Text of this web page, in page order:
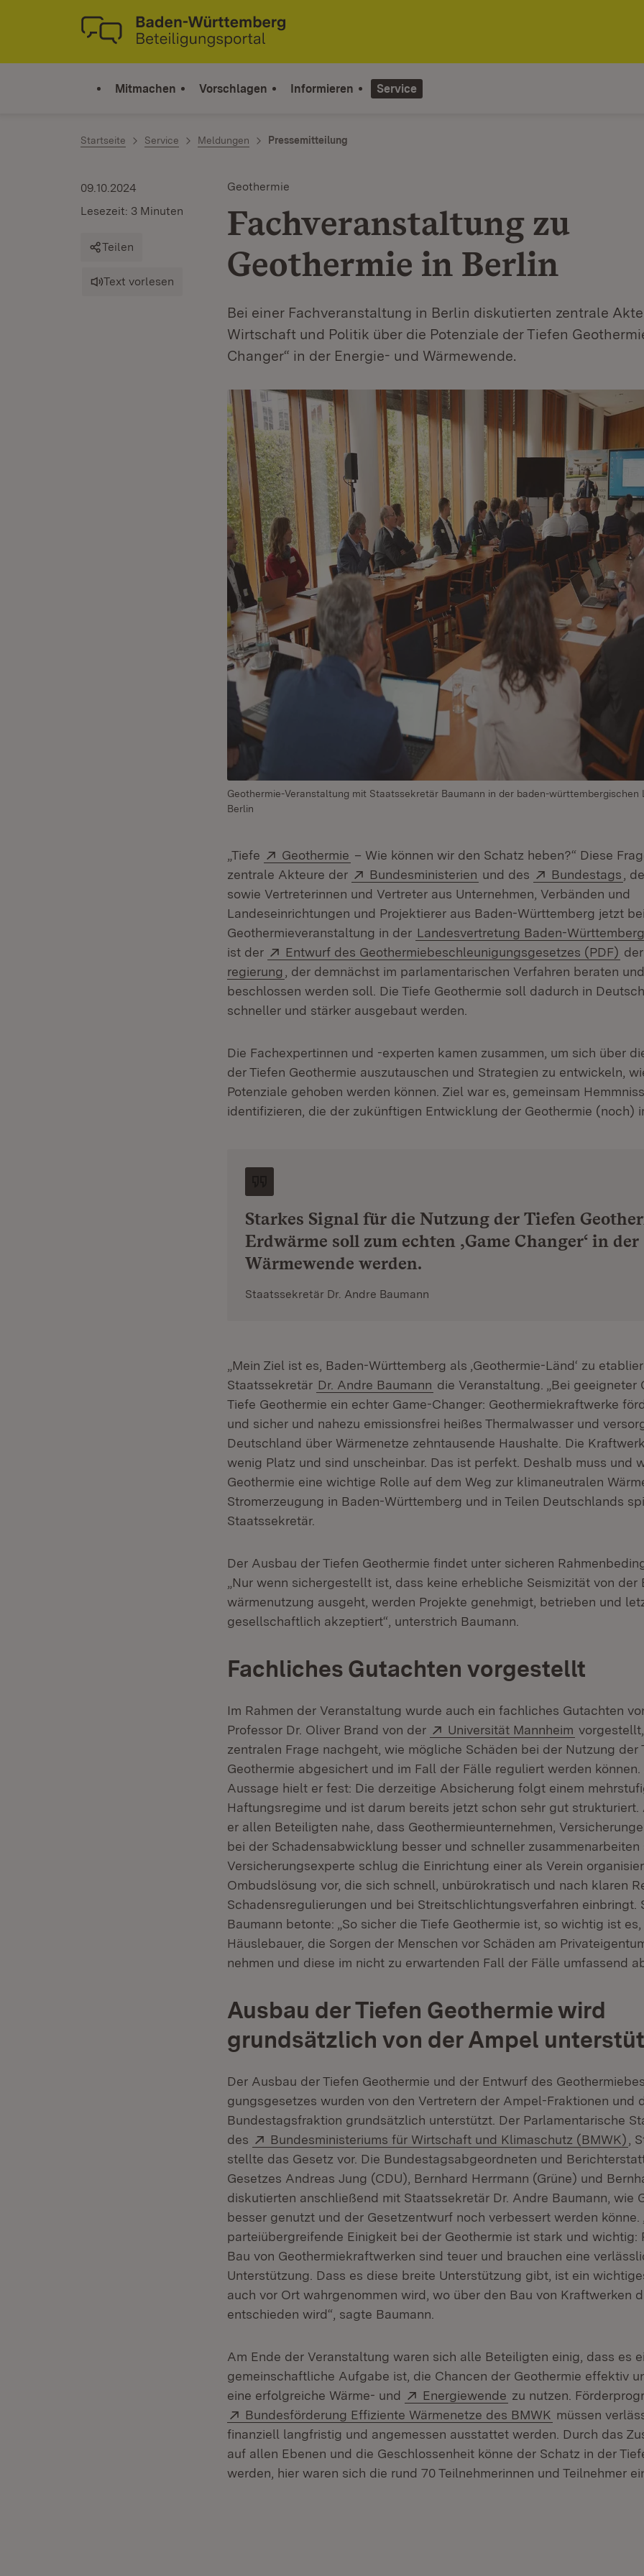
Zum Inhalt springen
Link zur Startseite
Mitmachen Vorschlagen Informieren Service
Startseite Service Meldungen Pressemitteilung
Geothermie
Fachveranstaltung zu
Geothermie in Berlin
Bei einer Fachveranstaltung in Berlin diskutierten zentrale
Wirtschaft und Politik über die Potenziale der Tiefen
Changer“ in der Energie- und Wärmewende.
09.10.2024
Lesezeit: 3 Minuten
Teilen
Text vorlesen
Geothermie-Veranstaltung mit Staatssekretär Baumann in der baden-württembergischen
Berlin
„Tiefe Extern:
Geothermie (Öffnet in neuem Fenster)
– Wie können wir den Schatz heben?“ Diese
zentrale Akteure der
Extern:
Bundesministerien (Öffnet in neuem Fenster)
und des Extern:
Bundestags ,
sowie Vertreterinnen und Vertreter aus Unternehmen, Verbänden und
Landeseinrichtungen und Projektierer aus Baden-Württemberg jetzt
Geothermieveranstaltung in der Landesvertretung Baden-
ist der
Extern:
Entwurf des Geothermiebeschleunigungsgesetzes (PDF) der
regierung (Öffnet in neuem Fenster)
, der demnächst im parlamentarischen Verfahren beraten
beschlossen werden soll. Die Tiefe Geothermie soll dadurch in
schneller und stärker ausgebaut werden.
Die Fachexpertinnen und -experten kamen zusammen, um sich über
der Tiefen Geothermie auszutauschen und Strategien zu entwickeln,
Potenziale gehoben werden können. Ziel war es, gemeinsam
identifizieren, die der zukünftigen Entwicklung der Geothermie (noch)
Starkes Signal für die Nutzung der Tiefen
Erdwärme soll zum echten ‚Game Changer‘ in der
Wärmewende werden.
Staatssekretär Dr. Andre Baumann
„Mein Ziel ist es, Baden-Württemberg als ‚Geothermie-Länd‘ zu
Staatssekretär Dr. Andre Baumann die Veranstaltung. „Bei geeigneter
Tiefe Geothermie ein echter Game-Changer: Geothermiekraft­werke
und sicher und nahezu emissionsfrei heißes Thermal­wasser und
Deutschland über Wärmenetze zehntausende Haus­halte. Die
wenig Platz und sind unscheinbar. Das ist perfekt. Deshalb muss und
Geothermie eine wichtige Rolle auf dem Weg zur klimaneutralen
Stromerzeugung in Baden-Württemberg und in Teilen Deutschlands
Staatssekretär.
Der Ausbau der Tiefen Geothermie findet unter sicheren
„Nur wenn sichergestellt ist, dass keine erhebliche Seismizität von
wärmenutzung ausgeht, werden Projekte genehmigt, betrieben und
gesellschaftlich akzeptiert“, unterstrich Baumann.
Fachliches Gutachten vorgestellt
Im Rahmen der Veranstaltung wurde auch ein fachliches Gutachten
Professor Dr. Oliver Brand von der
Extern:
Universität Mannheim (Öffnet in
zentralen Frage nach­geht, wie mögliche Schäden bei der Nutzung der
Geothermie abgesichert und im Fall der Fälle reguliert werden
Aussage hielt er fest: Die derzeitige Absicherung folgt einem
Haftungsregime und ist darum bereits jetzt schon sehr gut
er allen Beteiligten nahe, dass Geothermieunternehmen,
bei der Schadensabwicklung besser und schneller zusammenarbeiten
Versicherungsexperte schlug die Einrichtung einer als Verein
Ombudslösung vor, die sich schnell, unbürokratisch und nach klaren
Schadensregulierungen und bei Streitschlichtungsverfahren einbringt.
Baumann betonte: „So sicher die Tiefe Geothermie ist, so wichtig ist
Häuslebauer, die Sorgen der Menschen vor Schäden am
nehmen und diese im nicht zu erwartenden Fall der Fälle umfassend
Ausbau der Tiefen Geothermie wird
grundsätzlich von der Ampel
Der Ausbau der Tiefen Geothermie und der Entwurf des
gungsgesetzes wurden von den Vertretern der Ampel-Fraktionen und
Bundestagsfraktion grundsätzlich unterstützt. Der Parlamentarische
des
Extern:
Bundesministeriums für Wirtschaft und Klimaschutz (BMWK)
,
stellte das Gesetz vor. Die Bundestagsabgeord­neten und
Gesetzes Andreas Jung (CDU), Bernhard Herrmann (Grüne) und
diskutierten anschließend mit Staatssekretär Dr. Andre Baumann, wie
besser genutzt und der Gesetzentwurf noch verbessert werden könne.
parteiübergreifende Einig­keit bei der Geothermie ist stark und wichtig:
Bau von Geothermie­kraftwerken sind teuer und brauchen eine
Unterstützung. Dass es diese breite Unterstützung gibt, ist ein
auch vor Ort wahrgenommen wird, wo über den Bau von Kraftwerken
ent­schieden wird“, sagte Baumann.
Am Ende der Veranstaltung waren sich alle Beteiligten einig, dass es
gemeinschaftliche Aufgabe ist, die Chancen der Geothermie effektiv
eine erfolgreiche Wärme- und
Extern:
Energiewende (Öffnet in neuem
zu nutzen.
Extern:
Bundesförderung Effiziente Wärmenetze des BMWK (Öffnet in
müssen
finanziell langfristig und angemessen ausstattet werden. Durch das
auf allen Ebenen und die Geschlossenheit könne der Schatz in der
werden, hier waren sich die rund 70 Teilnehmerinnen und Teilnehmer